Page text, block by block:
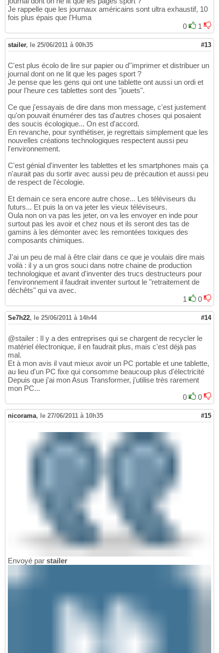
Je rappelle que les journaux américains sont ultra exhaustif, 10
fois plus épais que l'Huma
0
1
stailer, le 25/06/2011 à 00h35 #13
C'est plus écolo de lire sur papier ou d''imprimer et distribuer un
journal dont on ne lit que les pages sport ?
Je pense que les gens qui ont une tablette ont aussi un ordi et
pour l'heure ces tablettes sont des "jouets".
Ce que j'essayais de dire dans mon message, c'est justement
qu'on pouvait énumérer des tas d'autres choses qui posaient
des soucis écologique... On est d'accord.
En revanche, pour synthétiser, je regrettais simplement que les
nouvelles créations technologiques respectent aussi peu
l'environnement.
C'est génial d'inventer les tablettes et les smartphones mais ça
n'aurait pas du sortir avec aussi peu de précaution et aussi peu
de respect de l'écologie.
Et demain ce sera encore autre chose... Les téléviseurs du
futurs... Et puis la on va jeter les vieux téléviseurs.
Oula non on va pas les jeter, on va les envoyer en inde pour
surtout pas les avoir et chez nous et ils seront des tas de
gamins à les démonter avec les remontées toxiques des
composants chimiques.
J'ai un peu de mal à être clair dans ce que je voulais dire mais
voilà : il y a un gros souci dans notre chaine de production
technologique et avant d'inventer des trucs destructeurs pour
l'environnement il faudrait inventer surtout le "retraitement de
déchêts" qui va avec.
1
0
Se7h22, le 25/06/2011 à 14h44 #14
@stailer : Il y a des entreprises qui se chargent de recycler le
matériel électronique, il en faudrait plus, mais c'est déjà pas
mal.
Et à mon avis il vaut mieux avoir un PC portable et une tablette,
au lieu d'un PC fixe qui consomme beaucoup plus d'électricité
Depuis que j'ai mon Asus Transformer, j'utilise très rarement
mon PC...
0
0
nicorama, le 27/06/2011 à 10h35 #15
Envoyé par stailer